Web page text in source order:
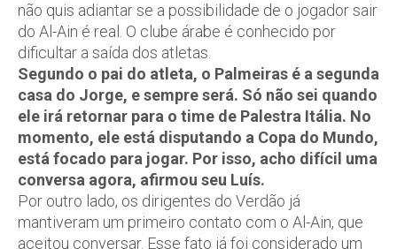
não quis adiantar se a possibilidade de o jogador sair
do Al-Ain é real. O clube árabe é conhecido por
dificultar a saída dos atletas.
Segundo o pai do atleta, o Palmeiras é a segunda
casa do Jorge, e sempre será. Só não sei quando
ele irá retornar para o time de Palestra Itália. No
momento, ele está disputando a Copa do Mundo,
está focado para jogar. Por isso, acho difícil uma
conversa agora, afirmou seu Luís.
Por outro lado, os dirigentes do Verdão já
mantiveram um primeiro contato com o Al-Ain, que
aceitou conversar. Esse fato já foi considerado um